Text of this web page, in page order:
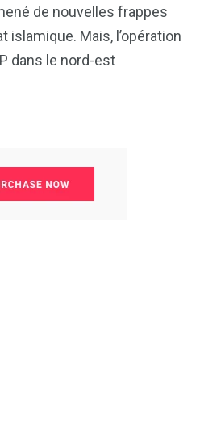
de nouvelles frappes
islamique. Mais, l’opération
dans le nord-est
42
Uncategorized